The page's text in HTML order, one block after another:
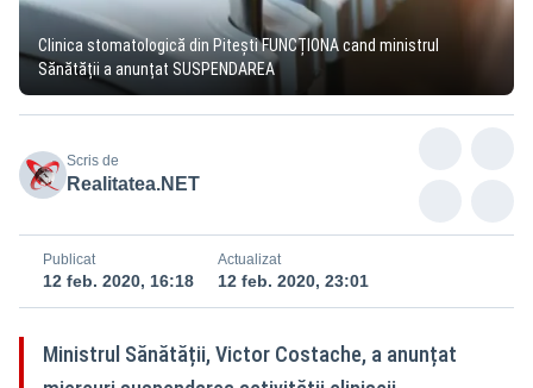
Clinica stomatologică din Pitești FUNCȚIONA cand ministrul
Sănătății a anunțat SUSPENDAREA
Scris de
Realitatea.NET
Publicat
12 feb. 2020, 16:18
Actualizat
12 feb. 2020, 23:01
Ministrul Sănătății, Victor Costache, a anunțat